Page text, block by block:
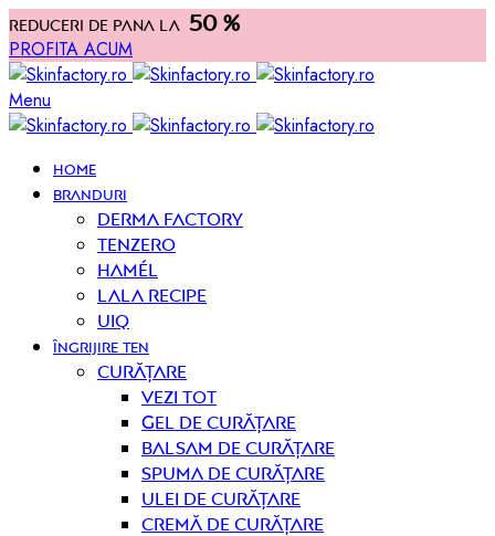
Reduceri de pana la 50 %
PROFITA ACUM
Menu
HOME
BRANDURI
Derma Factory
Tenzero
Hamél
Lala Recipe
UIQ
ÎNGRIJIRE TEN
curățare
Vezi tot
Gel de curățare
Balsam de curățare
Spuma de curățare
Ulei de curățare
Cremă de curățare